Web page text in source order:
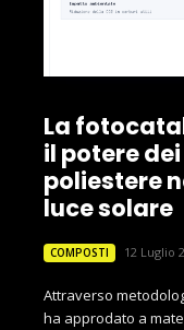
La
il potere
poliestere
luce solare
COMPOSTI 12 Luglio
Attraverso
ha approdato a